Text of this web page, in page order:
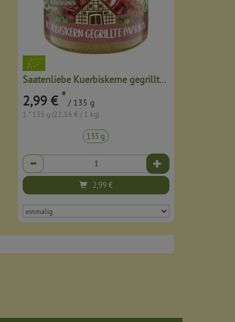
Saatenliebe Kuerbiskerne gegrillte Paprika
2,99 €* / 135 g
1 * 135 g (22,16 € / 1 kg)
135 g
Anzahl
2,99€